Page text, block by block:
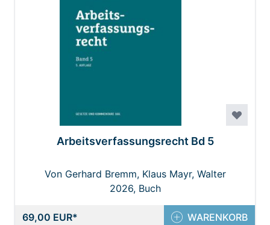
Arbeitsverfassungsrecht Bd 5
Von Gerhard Bremm, Klaus Mayr, Walter
Gagawczuk
2026, Buch
69,00 EUR WARENKORB